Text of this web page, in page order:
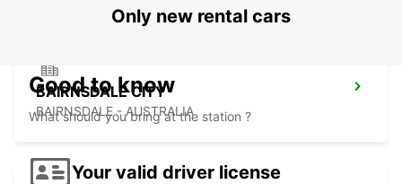
BAIRNSDALE CITY
BAIRNSDALE - AUSTRALIA
Only new rental cars
Good to know
What should you bring at the station ?
Your valid driver license